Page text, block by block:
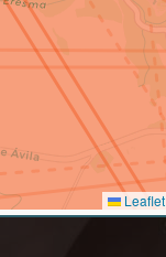
Leaflet